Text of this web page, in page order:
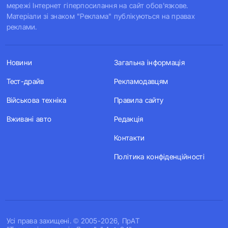
мережі Інтернет гіперпосилання на сайт обов'язкове.
Матеріали зі знаком "Реклама" публікуються на правах
реклами.
Усi права захищенi. © 2005-2026, ПрАТ
Новини
Тест-драйв
Військова техніка
Вживані авто
Загальна інформація
Рекламодавцям
Правила сайту
Редакція
Контакти
Політика конфіденційності